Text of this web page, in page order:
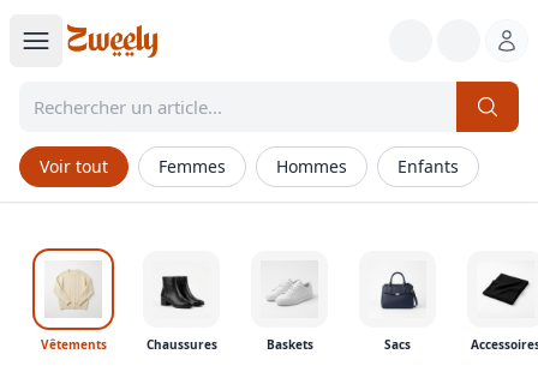
Voir tout Femmes Hommes Enfants
Vêtements Chaussures Baskets Sacs